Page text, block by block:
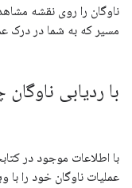
ناوگان را روی نقشه
مسیر که به شما در درک
با ردیابی
با اطلاعات موجود در
عملیات ناوگان خود را با